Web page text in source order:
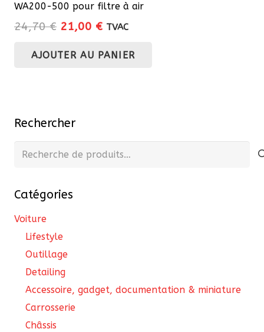
WA200-500 pour filtre à air
24,70€ Le
initial
21,00 €Le
actuel
TVAC
AJOUTER AU PANIER
Rechercher
Recherche
Catégories
Voiture
Lifestyle
Outillage
Detailing
Accessoire, gadget, documentation & miniature
Carrosserie
Châssis